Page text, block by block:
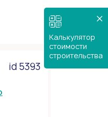
Калькулятор
стоимости
строительства
id 5393